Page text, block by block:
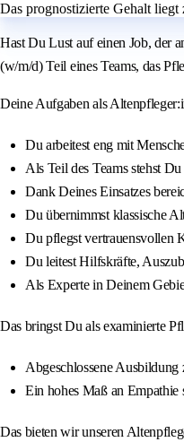
Das prognostizierte Gehalt
Hast Du Lust auf einen Job, der
(w/m/d) Teil eines Teams, das
Deine Aufgaben als
Du arbeitest eng mit
Als Teil des Teams stehst
Dank Deines Einsatzes
Du übernimmst klassische
Du pflegst vertrauensvollen
Du leitest Hilfskräfte,
Als Experte in Deinem
Das bringst Du als examinierte
Abgeschlossene
Ein hohes Maß an Empathie
Das bieten wir unseren